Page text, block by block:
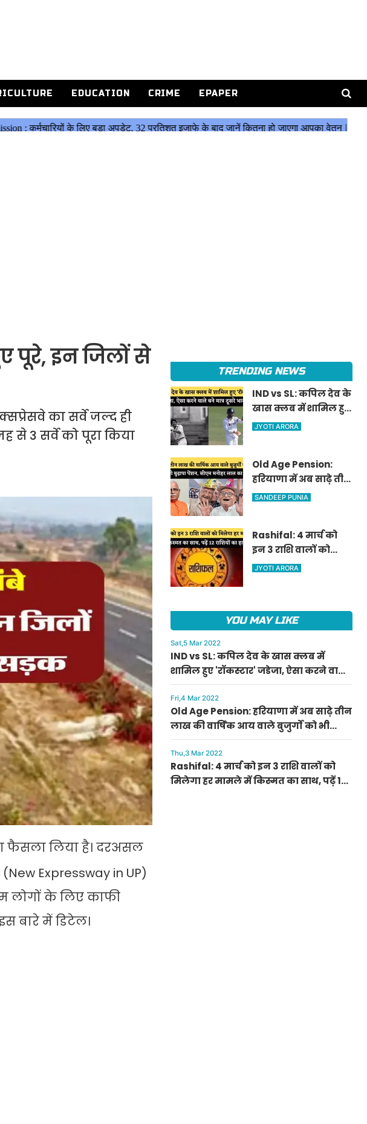
EDUCATION CRIME EPAPER
पूरे, इन जिलों से
का सर्वे जल्द ही
से 3 सर्वे को पूरा किया
फैसला लिया है। दरअसल
Expressway in UP)
लोगों के लिए काफी
बारे में डिटेल।
TRENDING NEWS
IND vs SL: कपिल देव के
खास क्लब में शामिल हुए
'रॉकस्टार' जडेजा, ऐसा
JYOTI ARORA
Old Age Pension:
हरियाणा में अब साढ़े तीन
लाख की वार्षिक आय
सीएम मनोहर लाल का
ऐलान
SANDEEP PUNIA
Rashifal: 4 मार्च को
इन 3 राशि वालों को
मिलेगा हर मामले में
JYOTI ARORA
YOU MAY LIKE
Sat,5 Mar 2022
IND vs SL: कपिल देव के खास क्लब में
शामिल हुए 'रॉकस्टार' जडेजा, ऐसा करने वाले
बने मात्र दूसरे भारतीय
Fri,4 Mar 2022
Old Age Pension: हरियाणा में अब साढ़े तीन
लाख की वार्षिक आय वाले बुजुर्गों को भी
मिलेगी बुढ़ापा पेंशन, सीएम मनोहर लाल का
ऐलान
Thu,3 Mar 2022
Rashifal: 4 मार्च को इन 3 राशि वालों को
मिलेगा हर मामले में किस्मत का साथ, पढ़ें 12